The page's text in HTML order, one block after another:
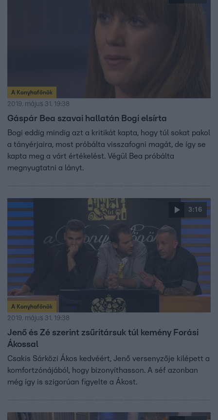
A Konyhafőnök
2019. május 31. 19:38
Gáspár Bea szavai hallatán Bogi elsírta
Bogi eddig mindig azt a kritikát kapta, hogy túl sokat pakol
a tányérjaira, most próbálta visszafogni magát, de így se
kapta meg a várt értékelést. Végül Bea próbálta
megnyugtatni a lányt.
3:16
A Konyhafőnök
2019. május 31. 19:38
Jenő és Zé szerint zsűritársuk túl kemény Forási
Ákossal
Csakis Sárközi Ákos kedvéért, Jenő versenyzője kilépett a
komfortzónájából, hogy bizonyíthasson. A séf azonban
még így is szigorúan figyelte a Ákost.